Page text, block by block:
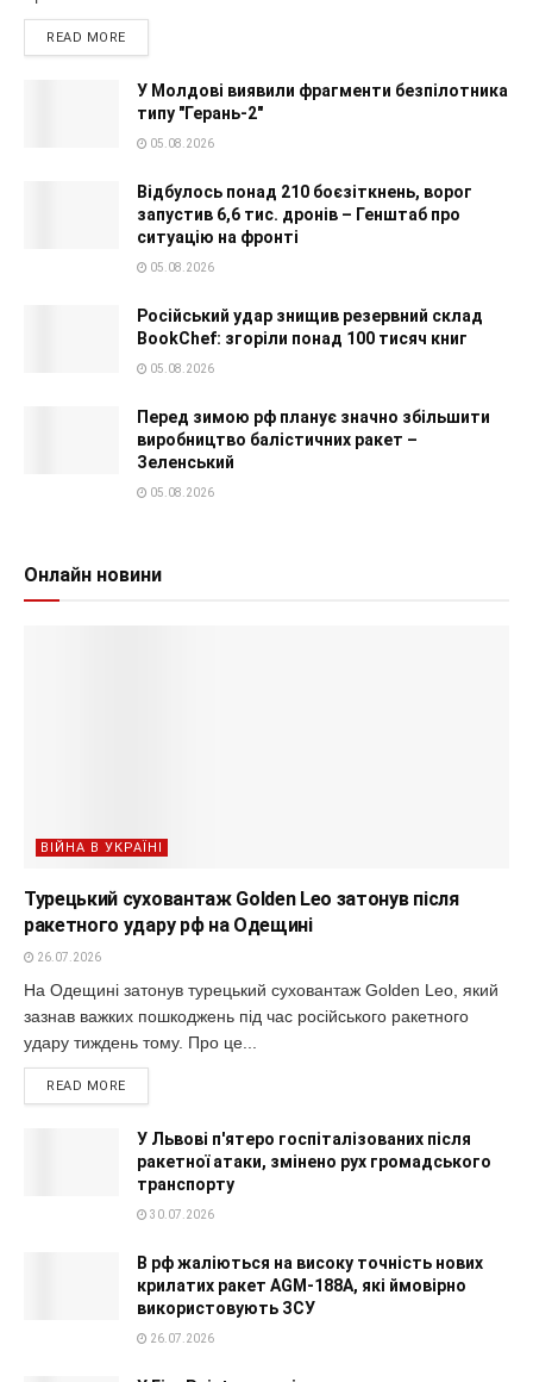
READ MORE
У Молдові виявили фрагменти безпілотника
типу "Герань-2"
05.08.2026
Відбулось понад 210 боєзіткнень, ворог
запустив 6,6 тис. дронів – Генштаб про
ситуацію на фронті
05.08.2026
Російський удар знищив резервний склад
BookChef: згоріли понад 100 тисяч книг
05.08.2026
Перед зимою рф планує значно збільшити
виробництво балістичних ракет –
Зеленський
05.08.2026
Онлайн новини
ВІЙНА В УКРАЇНІ
Турецький суховантаж Golden Leo затонув після
ракетного удару рф на Одещині
26.07.2026
На Одещині затонув турецький суховантаж Golden Leo, який
зазнав важких пошкоджень під час російського ракетного
удару тиждень тому. Про це...
READ MORE
У Львові п'ятеро госпіталізованих після
ракетної атаки, змінено рух громадського
транспорту
30.07.2026
В рф жаліються на високу точність нових
крилатих ракет AGM-188A, які ймовірно
використовують ЗСУ
26.07.2026